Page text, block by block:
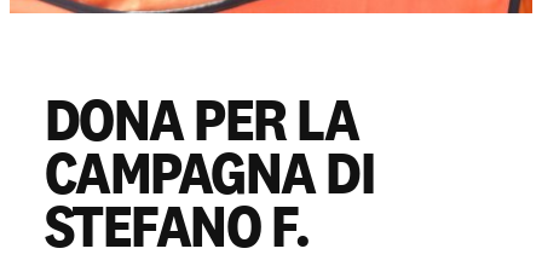
NEWS E STORIE
PRESSROOM
DONA PER LA
CAMPAGNA DI
STEFANO F.